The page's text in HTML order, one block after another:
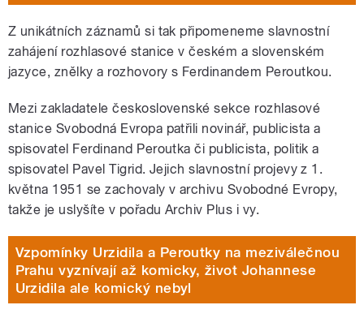
Z unikátních záznamů si tak připomeneme slavnostní
zahájení rozhlasové stanice v českém a slovenském
jazyce, znělky a rozhovory s Ferdinandem Peroutkou.
Mezi zakladatele československé sekce rozhlasové
stanice Svobodná Evropa patřili novinář, publicista a
spisovatel Ferdinand Peroutka či publicista, politik a
spisovatel Pavel Tigrid. Jejich slavnostní projevy z 1.
května 1951 se zachovaly v archivu Svobodné Evropy,
takže je uslyšíte v pořadu Archiv Plus i vy.
Vzpomínky Urzidila a Peroutky na meziválečnou
Prahu vyznívají až komicky, život Johannese
Urzidila ale komický nebyl